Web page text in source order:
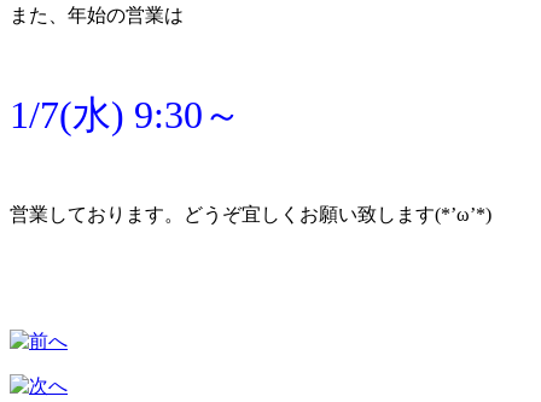
また、年始の営業は
1/7(水) 9:30～
営業しております。どうぞ宜しくお願い致します(*’ω’*)